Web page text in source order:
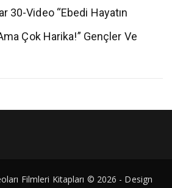
30-Video “Ebedi Hayatın
Çok Harika!” Gençler Ve
Filmleri Kitapları © 2026 - Design